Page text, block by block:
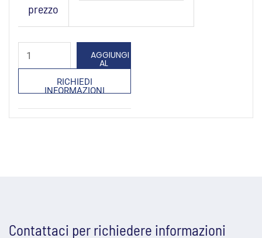
prezzo
AGGIUNGI
AL
CARRELLO
RICHIEDI
INFORMAZIONI
Contattaci per richiedere informazioni